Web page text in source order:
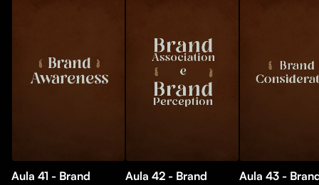
Aula 41 - Brand
Aula 42 - Brand
Aula 43 -